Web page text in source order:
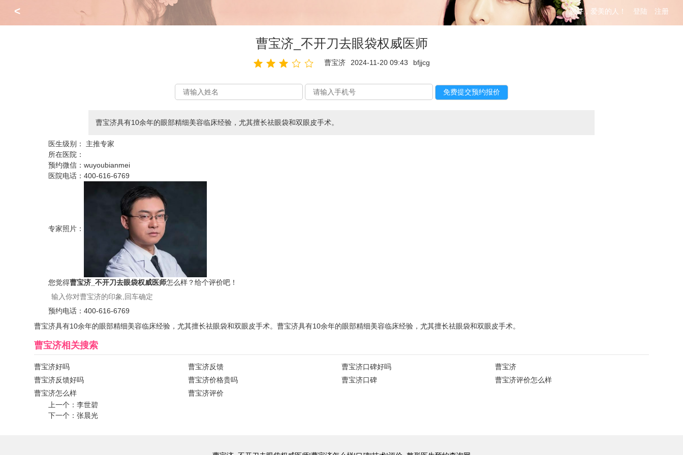
< 您好，爱美的人！ 登陆 注册
曹宝济_不开刀去眼袋权威医师
曹宝济 2024-11-20 09:43 bfjjcg
曹宝济具有10余年的眼部精细美容临床经验，尤其擅长祛眼袋和双眼皮手术。
医生级别：
主推专家
所在医院：
预约微信：wuyoubianmei
医院电话：400-616-6769
专家照片：
您觉得曹宝济_不开刀去眼袋权威医师怎么样？给个评价吧！
预约电话：400-616-6769
曹宝济具有10余年的眼部精细美容临床经验，尤其擅长祛眼袋和双眼皮手术。曹宝济具有10余年的眼部精细美容临床经验，尤其擅长祛眼袋和双眼皮手术。
曹宝济相关搜索
曹宝济好吗 曹宝济反馈 曹宝济口碑好吗
曹宝济
曹宝济反馈好吗
曹宝济价格贵吗 曹宝济口碑
曹宝济评价怎么样
曹宝济怎么样
曹宝济评价
上一个：李世碧
下一个：张晨光